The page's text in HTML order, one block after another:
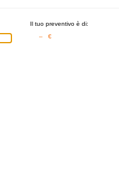
Il tuo preventivo è di:
– €